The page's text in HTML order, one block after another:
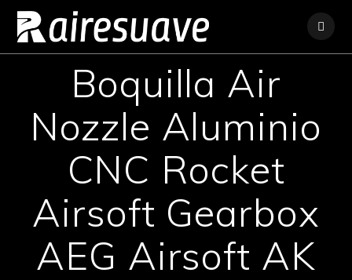
al
contenido
Boquilla Air
Nozzle Aluminio
CNC Rocket
Airsoft Gearbox
AEG Airsoft AK